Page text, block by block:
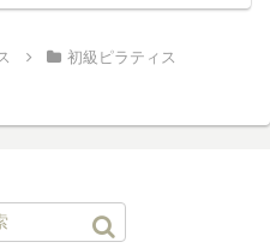
初級ピラティス